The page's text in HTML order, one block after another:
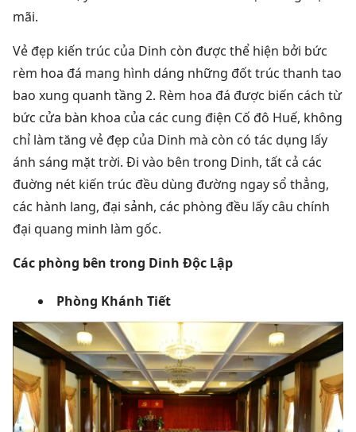
mãi.
Vẻ đẹp kiến trúc của Dinh còn được thể hiện bởi bức
rèm hoa đá mang hình dáng những đốt trúc thanh tao
bao xung quanh tầng 2. Rèm hoa đá được biến cách từ
bức cửa bàn khoa của các cung điện Cố đô Huế, không
chỉ làm tăng vẻ đẹp của Dinh mà còn có tác dụng lấy
ánh sáng mặt trời. Đi vào bên trong Dinh, tất cả các
đuờng nét kiến trúc đều dùng đường ngay sổ thẳng,
các hành lang, đại sảnh, các phòng đều lấy câu chính
đại quang minh làm gốc.
Các phòng bên trong Dinh Độc Lập
Phòng Khánh Tiết